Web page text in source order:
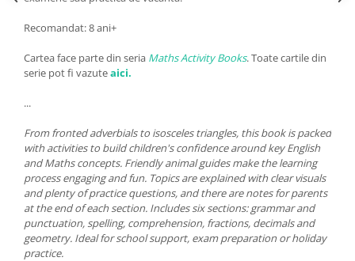
Recomandat: 8 ani+
Cartea face parte din seria Maths Activity Books. Toate cartile din
serie pot fi vazuteaici.
...
From fronted adverbials to isosceles triangles, this book is packed
with activities to build children's confidence around key English
and Maths concepts. Friendly animal guides make the learning
process engaging and fun. Topics are explained with clear visuals
and plenty of practice questions, and there are notes for parents
at the end of each section. Includes six sections: grammar and
punctuation, spelling, comprehension, fractions, decimals and
geometry. Ideal for school support, exam preparation or holiday
practice.